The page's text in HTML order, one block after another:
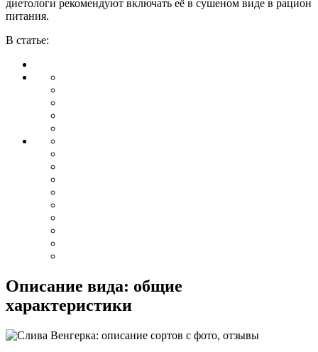
диетологи рекомендуют включать её в сушеном виде в рацион
питания.
В статье:
Описание вида: общие
характеристики